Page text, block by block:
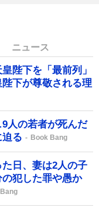
ニュース
陛下を「最前列」
下が尊敬される理
人の若者が死んだ
迫る
Book Bang
た日、妻は2人の子
犯した罪や愚か